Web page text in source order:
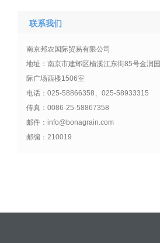
联系我们
南京邦农国际贸易有限公司
地址：南京市建邺区楠溪江东街85号金润国
际广场西楼1506室
电话：025-58866358、025-58933315
传真：0086-25-58867358
邮件：info@bonagrain.com
邮编：210019